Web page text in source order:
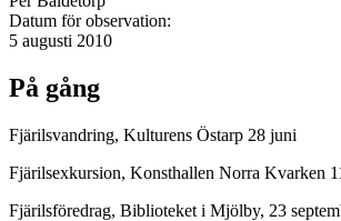
Datum för observation:
5 augusti 2010
På gång
Fjärilsvandring, Kulturens Östarp 28 juni
Fjärilsexkursion, Konsthallen Norra Kvarken
Fjärilsföredrag, Biblioteket i Mjölby, 23